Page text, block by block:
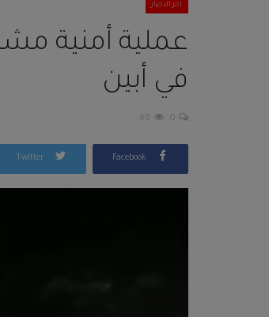
اخر الاخبار
عملية أمنية
في أبين
0
68
Facebook
Twitter